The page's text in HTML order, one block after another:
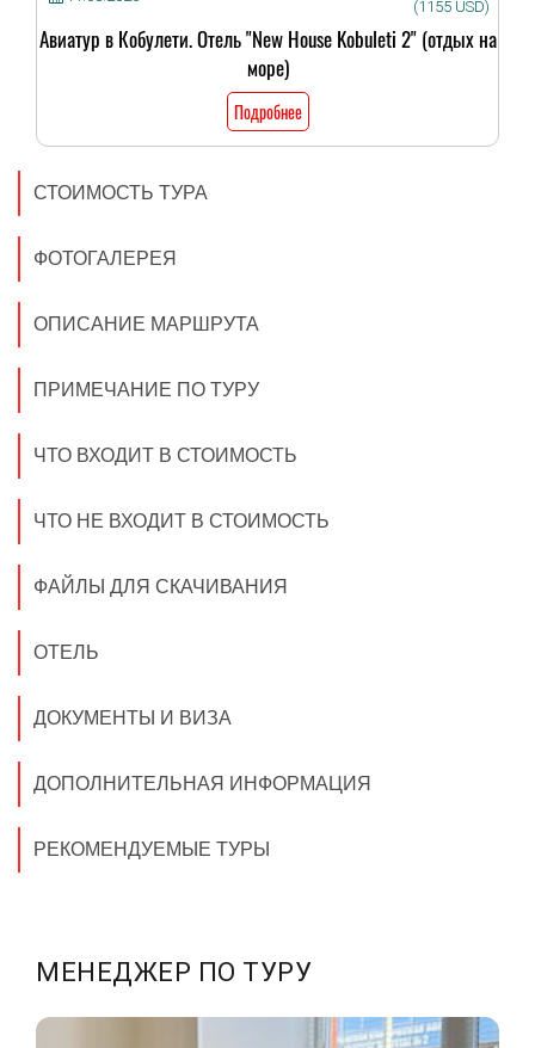
(1155 USD)
Авиатур в Кобулети. Отель "New House Kobuleti 2" (отдых на
море)
Подробнее
СТОИМОСТЬ ТУРА
ФОТОГАЛЕРЕЯ
ОПИСАНИЕ МАРШРУТА
ПРИМЕЧАНИЕ ПО ТУРУ
ЧТО ВХОДИТ В СТОИМОСТЬ
ЧТО НЕ ВХОДИТ В СТОИМОСТЬ
ФАЙЛЫ ДЛЯ СКАЧИВАНИЯ
ОТЕЛЬ
ДОКУМЕНТЫ И ВИЗА
ДОПОЛНИТЕЛЬНАЯ ИНФОРМАЦИЯ
РЕКОМЕНДУЕМЫЕ ТУРЫ
МЕНЕДЖЕР ПО ТУРУ